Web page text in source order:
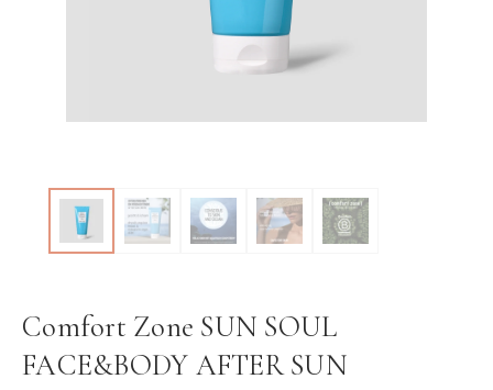
Comfort Zone SUN SOUL
FACE&BODY AFTER SUN